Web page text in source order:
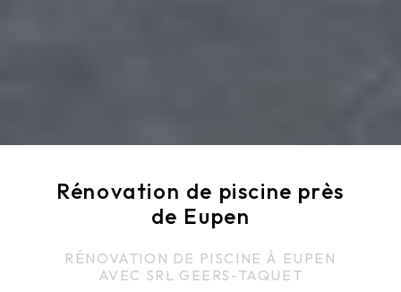
Rénovation de piscine près
de Eupen
RÉNOVATION DE PISCINE À EUPEN
AVEC SRL GEERS-TAQUET